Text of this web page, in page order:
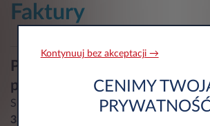
Faktury
Potrzebuję kopii faktury. Z kim
powinien się skontaktować?
Skontaktuj się z Leasys telefonicznie pod
33 44 22 00
Kontynuuj bez akceptacji →
CENIMY